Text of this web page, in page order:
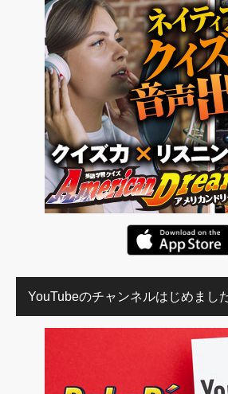
YouTubeのチャンネルはじめまし